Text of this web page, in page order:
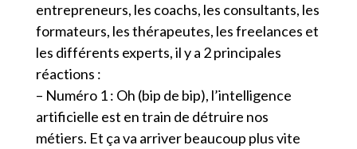
entrepreneurs, les coachs, les consultants, les
formateurs, les thérapeutes, les freelances et
les différents experts, il y a 2 principales
réactions :
– Numéro 1 : Oh (bip de bip), l’intelligence
artificielle est en train de détruire nos
métiers. Et ça va arriver beaucoup plus vite